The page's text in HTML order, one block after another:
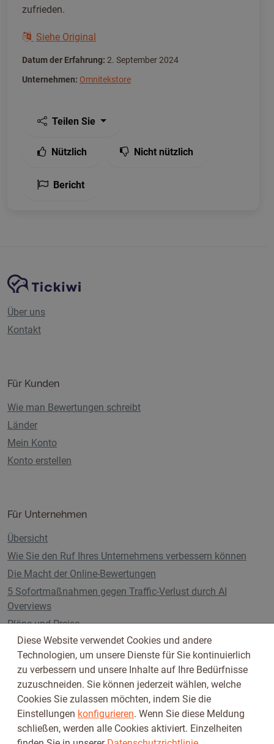
zufrieden.
Siehe Original
Datum der Erfahrung: 2. September 2024
Unternehmen: Omnitekstore
Teilen Sie
Nützlich Nicht nützlich
Bericht
Website-Navigation
Tickiwi-Plattform
Über uns
Kontakt
Für Kunden
Wie man Bewertungen schreibt
Länder
Mein Konto
Konto erstellen
Für Unternehmen
Übersicht
Wie Sie den Ruf Ihres Unternehmens verbessern können
Die Macht der Online-Bewertungen
5 Sofortmaßnahmen gegen Traffic-Verlust durch AI
Overviews
Pläne und Preise
Folge uns auf
Diese Website verwendet Cookies und andere
Technologien, um unsere Dienste für Sie kontinuierlich
zu verbessern und unsere Inhalte auf Ihre Bedürfnisse
zuzuschneiden. Sie können jederzeit wählen, welche
Cookies Sie zulassen möchten, indem Sie die
Einstellungen konfigurieren. Wenn Sie diese Meldung
schließen, werden alle Cookies aktiviert. Einzelheiten